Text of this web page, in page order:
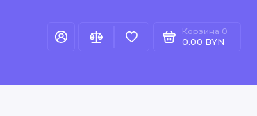
Корзина 0
0.00 BYN